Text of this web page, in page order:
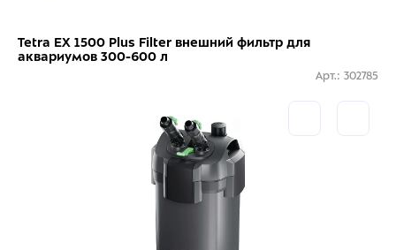
Tetra EX 1500 Plus Filter внешний фильтр для
аквариумов 300-600 л
Арт.: 302785